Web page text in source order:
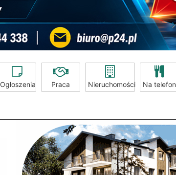
Ogłoszenia Praca Nieruchomości Na telefon